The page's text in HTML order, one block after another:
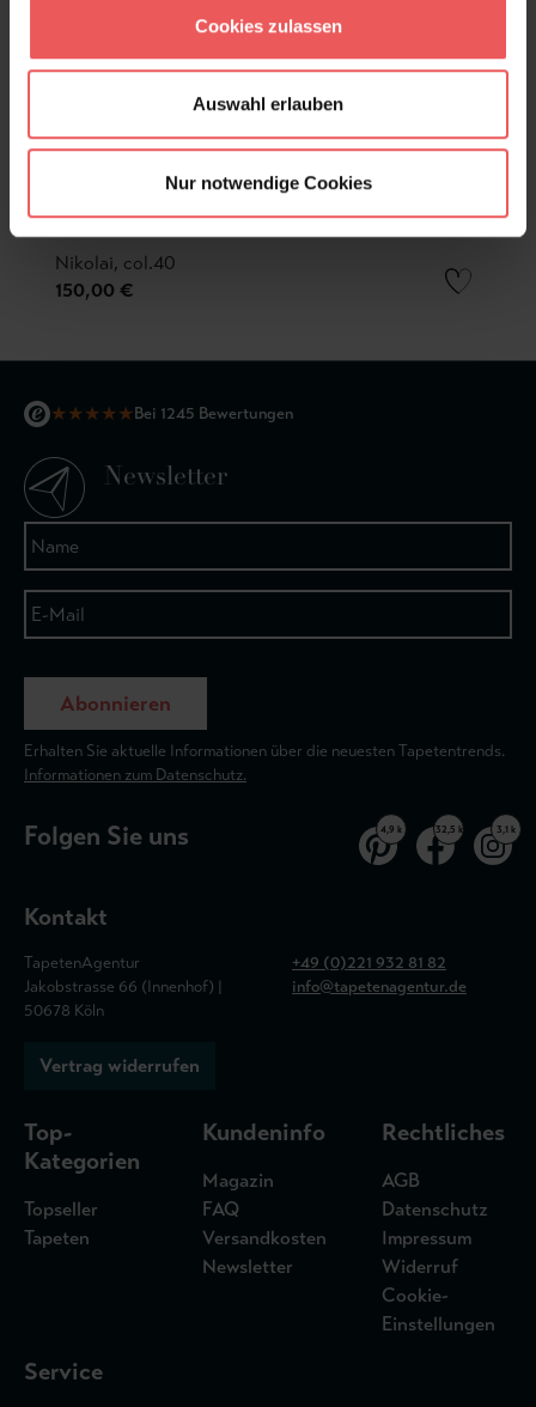
Cookies zulassen
Auswahl erlauben
Nur notwendige Cookies
Nikolai, col.40
150,00 €
★★★★★Bei 1245 Bewertungen
Newsletter
Abonnieren
Erhalten Sie aktuelle Informationen über die neuesten Tapetentrends.
Informationen zum Datenschutz.
Folgen Sie uns 4,9 k 32,5 k 3,1 k
Kontakt
TapetenAgentur
Jakobstrasse 66 (Innenhof) |
50678 Köln
+49 (0)221 932 81 82
info@tapetenagentur.de
Vertrag widerrufen
Top-
Kategorien
Topseller
Tapeten
Kundeninfo
Magazin
FAQ
Versandkosten
Newsletter
Rechtliches
AGB
Datenschutz
Impressum
Widerruf
Cookie-
Einstellungen
Service